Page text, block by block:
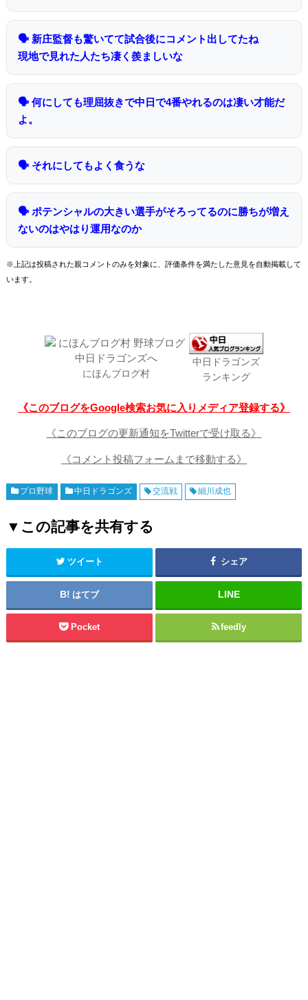
🗣 新庄監督も驚いてて試合後にコメント出してたね
現地で見れた人たち凄く羨ましいな
🗣 何にしても理屈抜きで中日で4番やれるのは凄い才能だ
よ。
🗣 それにしてもよく食うな
🗣 ポテンシャルの大きい選手がそろってるのに勝ちが増え
ないのはやはり運用なのか
※上記は投稿された親コメントのみを対象に、評価条件を満たした意見を自動掲載して
います。
にほんブログ村
中日ドラゴンズ
ランキング
《このブログをGoogle検索お気に入りメディア登録する》
《このブログの更新通知をTwitterで受け取る》
《コメント投稿フォームまで移動する》
プロ野球 中日ドラゴンズ 交流戦 細川成也
▼この記事を共有する
ツイート シェア
はてブ
Pocket feedly